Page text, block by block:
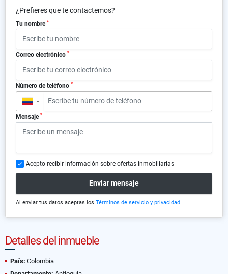
¿Prefieres que te contactemos?
Tu nombre *
Correo electrónico *
Número de teléfono *
▼
Mensaje *
Acepto recibir información sobre ofertas inmobiliarias
Enviar mensaje
Al enviar tus datos aceptas los Términos de servicio y privacidad
Detalles del inmueble
País: Colombia